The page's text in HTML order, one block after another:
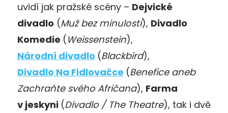
uvidí jak pražské scény – Dejvické
divadlo (Muž bez minulosti), Divadlo
Komedie ( Weissenstein),
Národní divadlo (Blackbird),
Divadlo Na Fidlovačce (Benefice aneb
Zachraňte svého Afričana), Farma
v jeskyni (Divadlo / The Theatre), tak i dvě